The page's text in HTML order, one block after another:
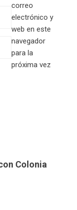
correo
electrónico y
web en este
navegador
para la
próxima vez
Colonia